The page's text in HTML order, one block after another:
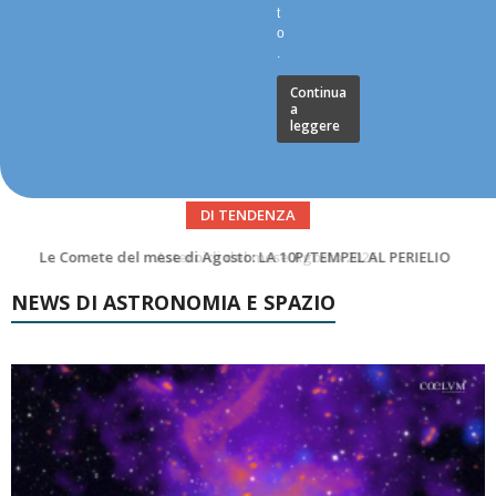
t
o
.
Continua
a
leggere
DI TENDENZA
Asteroidi del mese Agosto 2026
NEWS DI ASTRONOMIA E SPAZIO